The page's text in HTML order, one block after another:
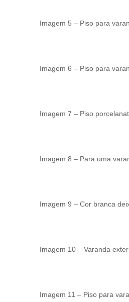
Imagem 5 – Piso para
Imagem 6 – Piso para
Imagem 7 – Piso
Imagem 8 – Para uma
Imagem 9 – Cor branca
Imagem 10 – Varanda
Imagem 11 – Piso para